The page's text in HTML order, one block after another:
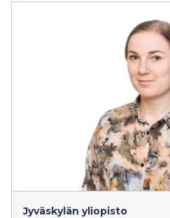
Jyväskylän yliopisto